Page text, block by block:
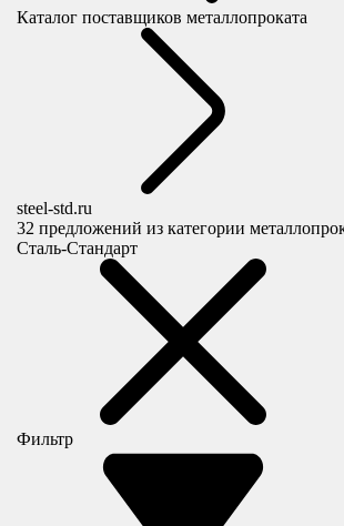
Каталог поставщиков металлопроката
steel-std.ru
32 предложений из категории
Сталь-Стандарт
Фильтр